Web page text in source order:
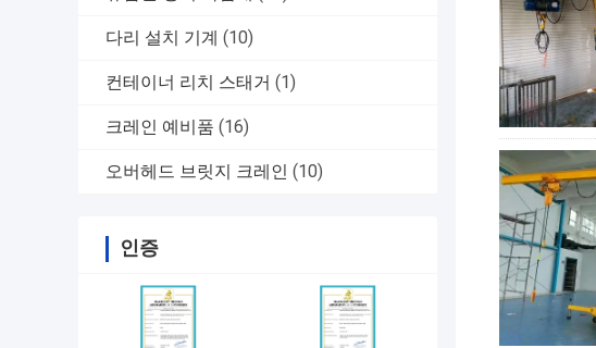
다리 설치 기계 (10)
컨테이너 리치 스태거 (1)
크레인 예비품 (16)
오버헤드 브릿지 크레인 (10)
인증